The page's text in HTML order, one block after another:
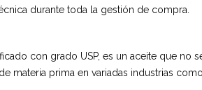
durante toda la gestión de compra.
con grado USP, es un aceite que no
prima en variadas industrias